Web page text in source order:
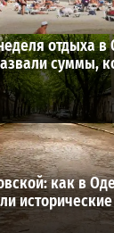
отдыха в
суммы,
как в